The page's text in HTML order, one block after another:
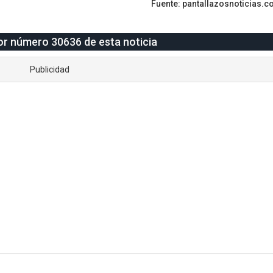
Fuente:
número 30636 de esta noticia
Publicidad